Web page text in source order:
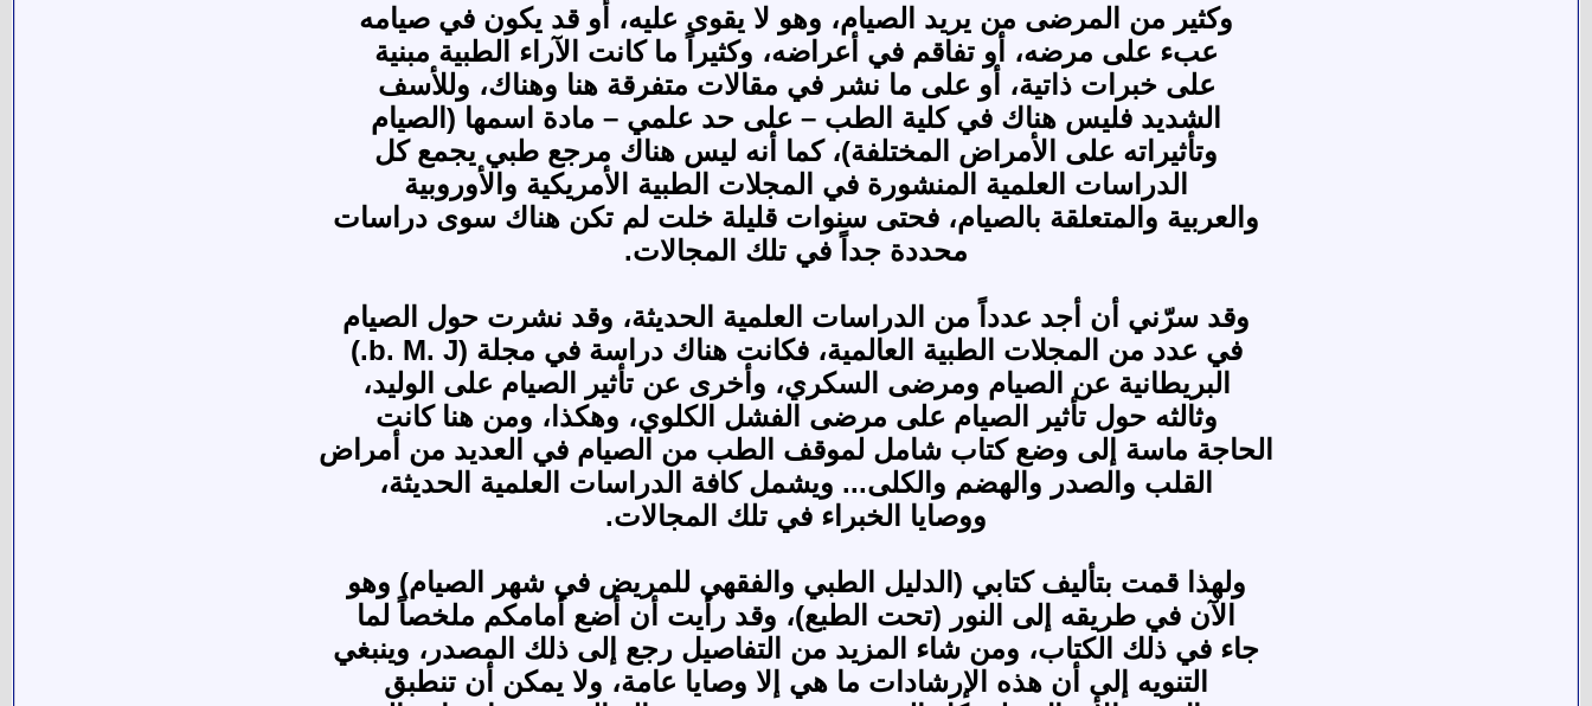
وكثير من المرضى من يريد الصيام، وهو لا يقوى عليه، أو قد يكون في صيامه
عبء على مرضه، أو تفاقم في أعراضه، وكثيراً ما كانت الآراء الطبية مبنية
على خبرات ذاتية، أو على ما نشر في مقالات متفرقة هنا وهناك، وللأسف
الشديد فليس هناك في كلية الطب – على حد علمي – مادة اسمها (الصيام
وتأثيراته على الأمراض المختلفة)، كما أنه ليس هناك مرجع طبي يجمع كل
الدراسات العلمية المنشورة في المجلات الطبية الأمريكية والأوروبية
والعربية والمتعلقة بالصيام، فحتى سنوات قليلة خلت لم تكن هناك سوى دراسات
محددة جداً في تلك المجالات.
وقد سرّني أن أجد عدداً من الدراسات العلمية الحديثة، وقد نشرت حول الصيام
في عدد من المجلات الطبية العالمية، فكانت هناك دراسة في مجلة (b. M. J.)
البريطانية عن الصيام ومرضى السكري، وأخرى عن تأثير الصيام على الوليد،
وثالثه حول تأثير الصيام على مرضى الفشل الكلوي، وهكذا، ومن هنا كانت
الحاجة ماسة إلى وضع كتاب شامل لموقف الطب من الصيام في العديد من أمراض
القلب والصدر والهضم والكلى... ويشمل كافة الدراسات العلمية الحديثة،
ووصايا الخبراء في تلك المجالات.
ولهذا قمت بتأليف كتابي (الدليل الطبي والفقهي للمريض في شهر الصيام) وهو
الآن في طريقه إلى النور (تحت الطبع)، وقد رأيت أن أضع أمامكم ملخصاً لما
جاء في ذلك الكتاب، ومن شاء المزيد من التفاصيل رجع إلى ذلك المصدر، وينبغي
التنويه إلى أن هذه الإرشادات ما هي إلا وصايا عامة، ولا يمكن أن تنطبق